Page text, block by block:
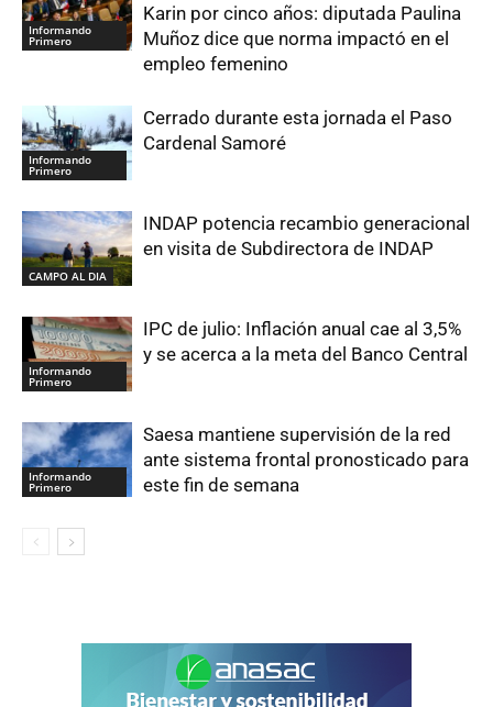
Informando
Primero
Karin por cinco años: diputada Paulina
Muñoz dice que norma impactó en el
empleo femenino
Informando
Primero
Cerrado durante esta jornada el Paso
Cardenal Samoré
CAMPO AL DIA
INDAP potencia recambio generacional
en visita de Subdirectora de INDAP
Informando
Primero
IPC de julio: Inflación anual cae al 3,5%
y se acerca a la meta del Banco Central
Informando
Primero
Saesa mantiene supervisión de la red
ante sistema frontal pronosticado para
este fin de semana